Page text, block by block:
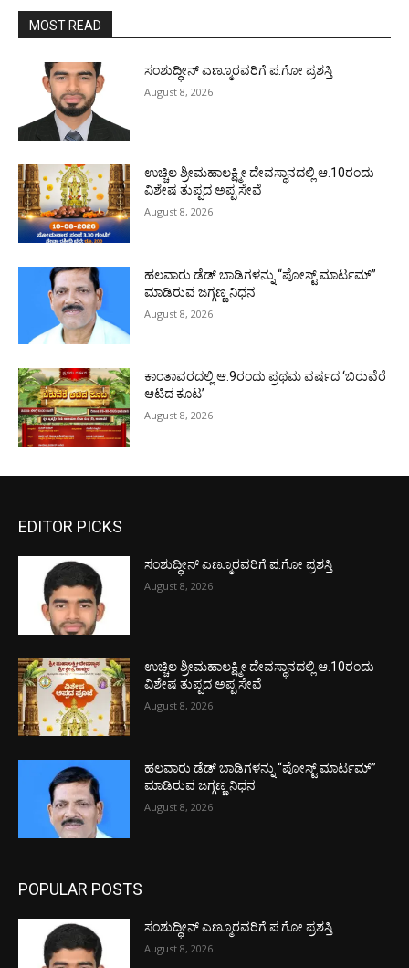
MOST READ
ಸಂಶುದ್ಧೀನ್ ಎಣ್ಮೂರವರಿಗೆ ಪ.ಗೋ ಪ್ರಶಸ್ತಿ
August 8, 2026
ಉಚ್ಚಿಲ ಶ್ರೀಮಹಾಲಕ್ಷ್ಮೀ ದೇವಸ್ಥಾನದಲ್ಲಿ ಆ.10ರಂದು
ವಿಶೇಷ ತುಪ್ಪದ ಅಪ್ಪ ಸೇವೆ
August 8, 2026
ಹಲವಾರು ಡೆಡ್ ಬಾಡಿಗಳನ್ನು “ಪೋಸ್ಟ್ ಮಾರ್ಟಮ್”
ಮಾಡಿರುವ ಜಗ್ಗಣ್ಣ ನಿಧನ
August 8, 2026
ಕಾಂತಾವರದಲ್ಲಿ ಆ.9ರಂದು ಪ್ರಥಮ ವರ್ಷದ ‘ಬಿರುವೆರೆ
ಆಟಿದ ಕೂಟ’
August 8, 2026
EDITOR PICKS
ಸಂಶುದ್ಧೀನ್ ಎಣ್ಮೂರವರಿಗೆ ಪ.ಗೋ ಪ್ರಶಸ್ತಿ
August 8, 2026
ಉಚ್ಚಿಲ ಶ್ರೀಮಹಾಲಕ್ಷ್ಮೀ ದೇವಸ್ಥಾನದಲ್ಲಿ ಆ.10ರಂದು
ವಿಶೇಷ ತುಪ್ಪದ ಅಪ್ಪ ಸೇವೆ
August 8, 2026
ಹಲವಾರು ಡೆಡ್ ಬಾಡಿಗಳನ್ನು “ಪೋಸ್ಟ್ ಮಾರ್ಟಮ್”
ಮಾಡಿರುವ ಜಗ್ಗಣ್ಣ ನಿಧನ
August 8, 2026
POPULAR POSTS
ಸಂಶುದ್ಧೀನ್ ಎಣ್ಮೂರವರಿಗೆ ಪ.ಗೋ ಪ್ರಶಸ್ತಿ
August 8, 2026